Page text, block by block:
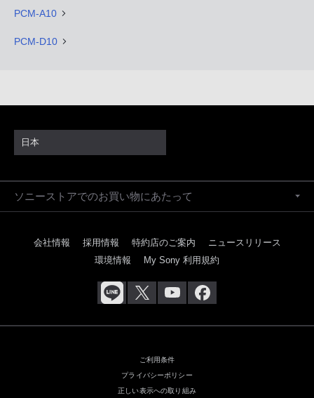
PCM-A10
PCM-D10
日本
ソニーストアでのお買い物にあたって
会社情報 採用情報 特約店のご案内
ニュースリリース
環境情報
My Sony 利用規約
ご利用条件
プライバシーポリシー
正しい表示への取り組み